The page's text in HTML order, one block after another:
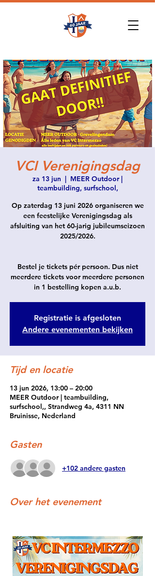
VCI Verenigingsdag
za 13 jun
  |
MEER Outdoor |
teambuilding, surfschool,
Op zaterdag 13 juni 2026 organiseren we
een feestelijke Verenigingsdag als
afsluiting van het 60-jarig jubileumseizoen
2025/2026.
Bestel je tickets pér persoon. Dus niet
meerdere tickets voor meerdere personen
in 1 bestelling kopen a.u.b.
Registratie is afgesloten
Andere evenementen bekijken
Tijd en locatie
13 jun 2026, 13:00 – 20:00
MEER Outdoor | teambuilding,
surfschool,, Strandweg 4a, 4311 NN
Bruinisse, Nederland
Gasten
+102 andere gasten
Over het evenement